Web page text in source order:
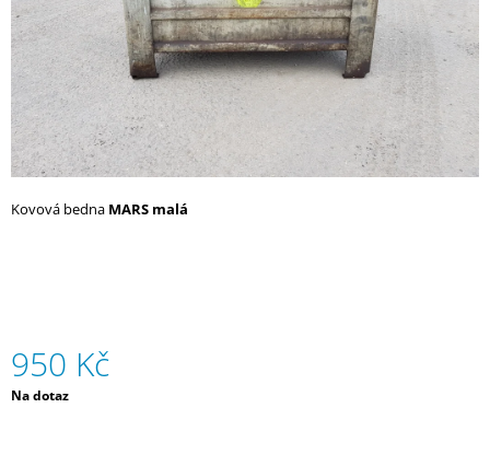
Kovová bedna MARS malá
950 Kč
Měrná
Na dotaz
A
J
Í
T
?